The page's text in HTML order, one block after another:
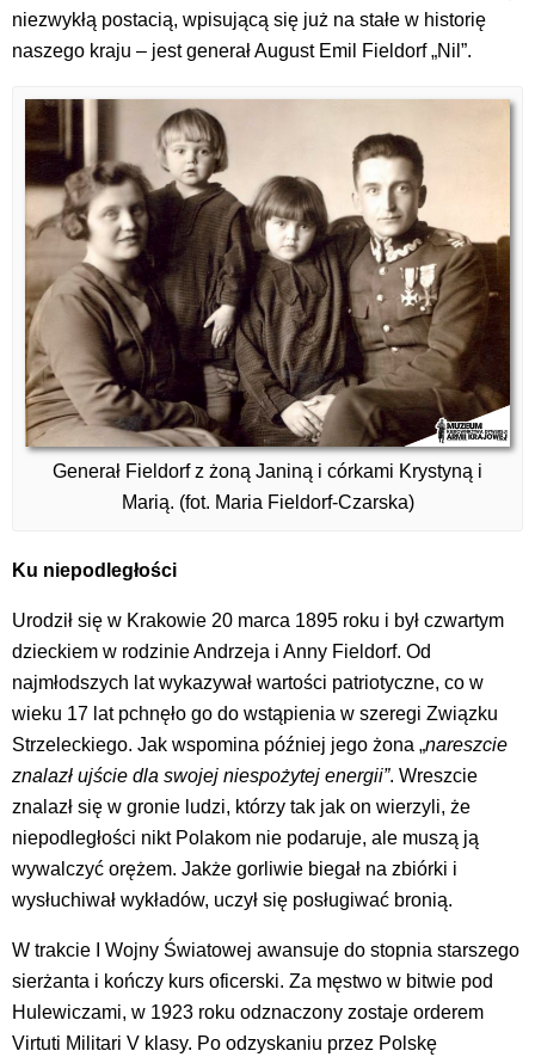
niezwykłą postacią, wpisującą się już na stałe w historię
naszego kraju – jest generał August Emil Fieldorf „Nil”.
Generał Fieldorf z żoną Janiną i córkami Krystyną i
Marią. (fot. Maria Fieldorf-Czarska)
Ku niepodległości
Urodził się w Krakowie 20 marca 1895 roku i był czwartym
dzieckiem w rodzinie Andrzeja i Anny Fieldorf. Od
najmłodszych lat wykazywał wartości patriotyczne, co w
wieku 17 lat pchnęło go do wstąpienia w szeregi Związku
Strzeleckiego. Jak wspomina później jego żona „nareszcie
znalazł ujście dla swojej niespożytej energii”. Wreszcie
znalazł się w gronie ludzi, którzy tak jak on wierzyli, że
niepodległości nikt Polakom nie podaruje, ale muszą ją
wywalczyć orężem. Jakże gorliwie biegał na zbiórki i
wysłuchiwał wykładów, uczył się posługiwać bronią.
W trakcie I Wojny Światowej awansuje do stopnia starszego
sierżanta i kończy kurs oficerski. Za męstwo w bitwie pod
Hulewiczami, w 1923 roku odznaczony zostaje orderem
Virtuti Militari V klasy. Po odzyskaniu przez Polskę